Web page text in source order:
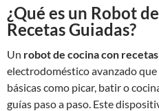
¿Qué es un Robot
Recetas Guiadas?
Un robot de cocina con
electrodoméstico avanzado
básicas como picar, batir o
guías paso a paso. Este